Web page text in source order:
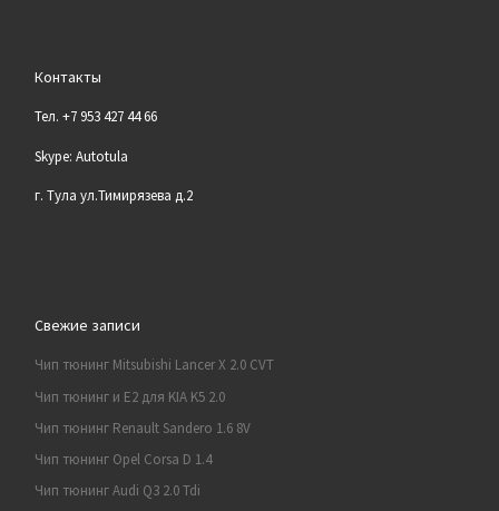
Контакты
Тел. +7 953 427 44 66
Skype: Autotula
г. Тула ул.Тимирязева д.2
Свежие записи
Чип тюнинг Mitsubishi Lancer X 2.0 CVT
Чип тюнинг и E2 для KIA K5 2.0
Чип тюнинг Renault Sandero 1.6 8V
Чип тюнинг Opel Corsa D 1.4
Чип тюнинг Audi Q3 2.0 Tdi